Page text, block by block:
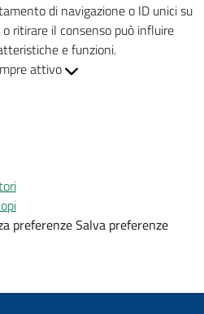
di navigazione o ID unici su
ritirare il consenso può influire
e funzioni.
attivo
preferenzeSalva preferenze